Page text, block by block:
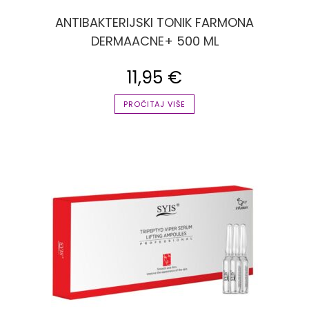
ANTIBAKTERIJSKI TONIK FARMONA
DERMAACNE+ 500 ML
11,95 €
PROČITAJ VIŠE